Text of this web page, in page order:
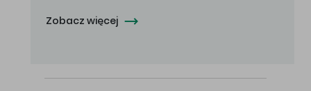
Zobacz więcej